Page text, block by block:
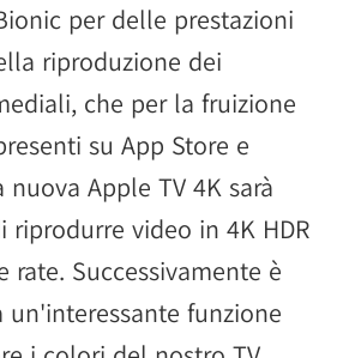
per delle prestazioni
riproduzione dei
che per la fruizione
su App Store e
nuova Apple TV 4K sarà
video in 4K HDR
rate. Successivamente è
funzione